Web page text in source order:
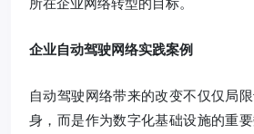
企业自动驾驶网络实践案例
自动驾驶网络带来的改变不仅仅局
身，而是作为数字化基础设施的重